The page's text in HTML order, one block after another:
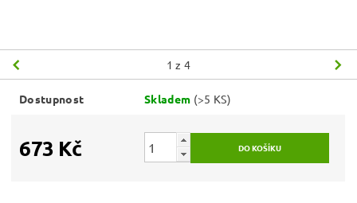
1 z 4
Dostupnost Skladem (>5 KS)
673 Kč